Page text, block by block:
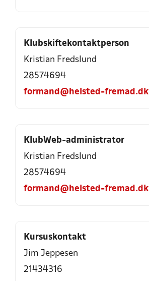
Klubskiftekontaktperson
Kristian Fredslund
28574694
formand@helsted-fremad.dk
KlubWeb-administrator
Kristian Fredslund
28574694
formand@helsted-fremad.dk
Kursuskontakt
Jim Jeppesen
21434316